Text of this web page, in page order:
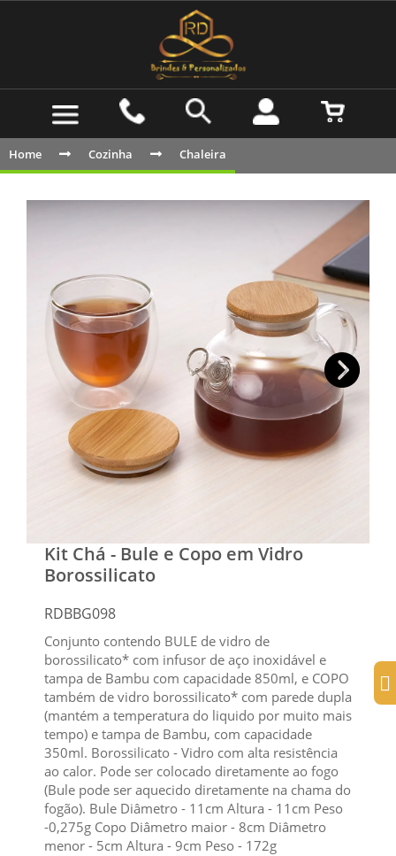
Home Cozinha Chaleira
Kit Chá - Bule e Copo em Vidro
Borossilicato
RDBBG098
Conjunto contendo BULE de vidro de
borossilicato* com infusor de aço inoxidável e
tampa de Bambu com capacidade 850ml, e COPO
também de vidro borossilicato* com parede dupla
(mantém a temperatura do liquido por muito mais
tempo) e tampa de Bambu, com capacidade
350ml. Borossilicato - Vidro com alta resistência
ao calor. Pode ser colocado diretamente ao fogo
(Bule pode ser aquecido diretamente na chama do
fogão). Bule Diâmetro - 11cm Altura - 11cm Peso
-0,275g Copo Diâmetro maior - 8cm Diâmetro
menor - 5cm Altura - 9cm Peso - 172g